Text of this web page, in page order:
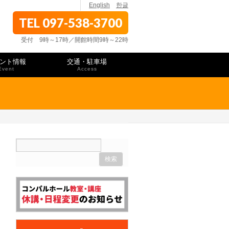
English 한글
TEL 097-538-3700
受付 9時～17時／開館時間9時～22時
ト情報 交通・駐車場
Access